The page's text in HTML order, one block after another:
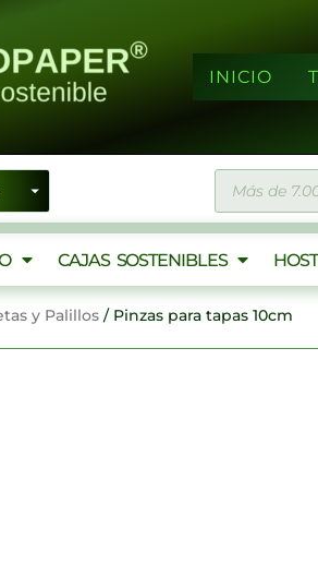
INICIO
de
productos
CAJAS SOSTENIBLES
y Palillos / Pinzas para tapas 10cm